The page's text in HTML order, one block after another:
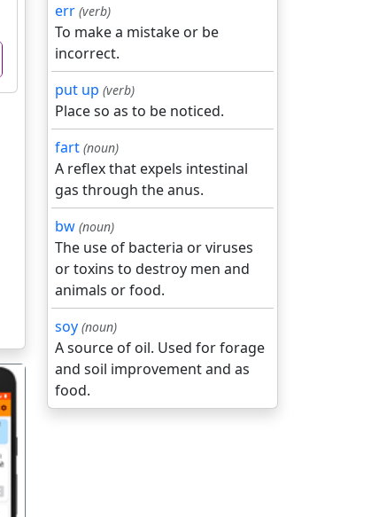
err (verb)
To make a mistake or be
incorrect.
put up (verb)
Place so as to be noticed.
fart (noun)
A reflex that expels intestinal
gas through the anus.
bw (noun)
The use of bacteria or viruses
or toxins to destroy men and
animals or food.
soy (noun)
A source of oil. Used for forage
and soil improvement and as
food.